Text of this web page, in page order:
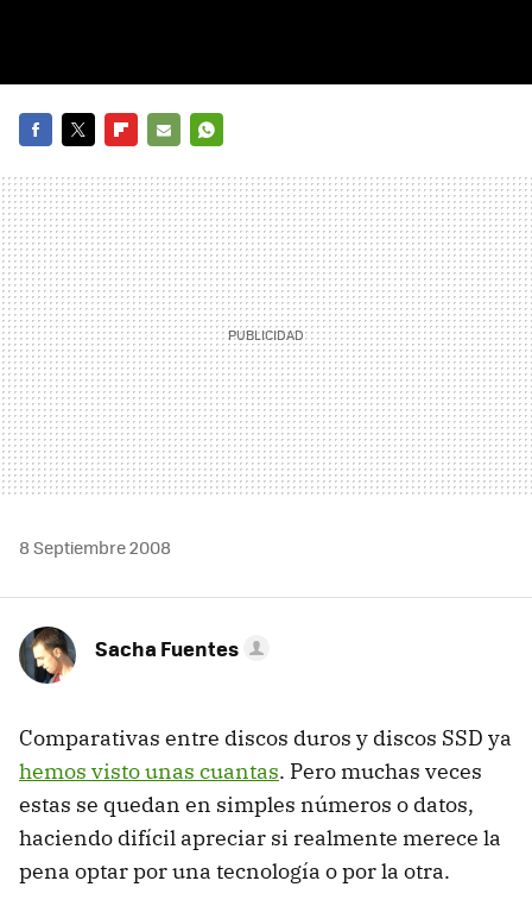
MAIL
8 Septiembre 2008
Sacha Fuentes
Comparativas entre discos duros y discos SSD ya
hemos visto unas cuantas. Pero muchas veces
estas se quedan en simples números o datos,
haciendo difícil apreciar si realmente merece la
pena optar por una tecnología o por la otra.